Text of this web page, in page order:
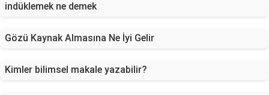
indüklemek ne demek
Gözü Kaynak Almasına Ne İyi Gelir
Kimler bilimsel makale yazabilir?